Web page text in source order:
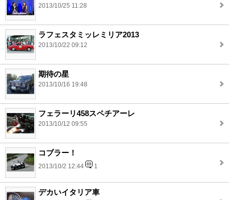
2013/10/25 11:28
ラフェスタミッレミリア2013
2013/10/22 09:12
期待の星
2013/10/16 19:48
フェラーリ458スペチアーレ
2013/10/12 09:55
コブラー！
2013/10/2 12:44 1
デカいイタリア車